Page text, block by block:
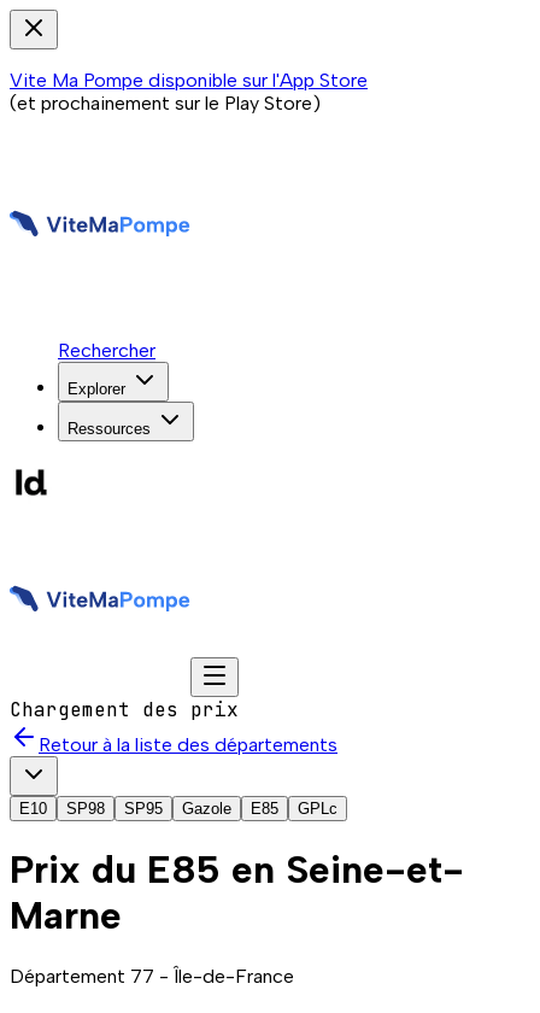
Vite Ma Pompe disponible sur l'App Store
(et prochainement sur le Play Store)
Rechercher
Explorer
Ressources
Chargement des prix
Retour à la liste des départements
E10 SP98 SP95 Gazole E85 GPLc
Prix du E85 en Seine-et-
Marne
Département 77 - Île-de-France